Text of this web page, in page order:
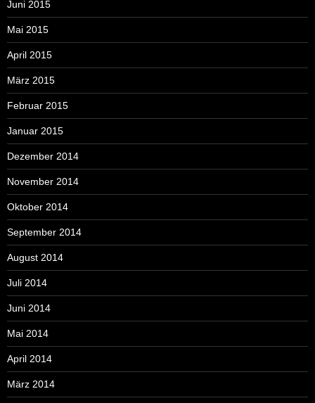
Juni 2015
Mai 2015
April 2015
März 2015
Februar 2015
Januar 2015
Dezember 2014
November 2014
Oktober 2014
September 2014
August 2014
Juli 2014
Juni 2014
Mai 2014
April 2014
März 2014